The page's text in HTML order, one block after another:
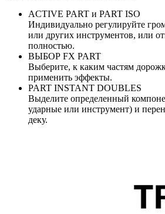
ACTIVE PART и PART ISO
Индивидуально регулируйте
или других инструментов, или
полностью.
ВЫБОР FX PART
Выберите, к каким частям
применить эффекты.
PART INSTANT DOUBLES
Выделите определенный
ударные или инструмент) и
деку.